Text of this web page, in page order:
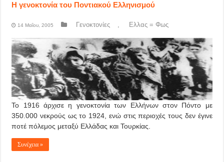
Η γενοκτονία του Ποντιακού Ελληνισμού
14 Μαΐου, 2005 Γενοκτονίες , Ελλας = Φως
Το 1916 άρχισε η γενοκτονία των Ελλήνων στον Πόντο με
350.000 νεκρούς ως το 1924, ενώ στις περιοχές τους δεν έγινε
ποτέ πόλεμος μεταξύ Ελλάδας και Τουρκίας.
Συνέχεια »